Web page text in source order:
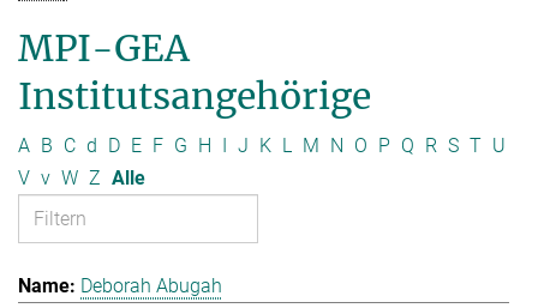
MPI-GEA
Institutsangehörige
A B C d D E F G H I J K L M N O P Q R S T U
V v W Z Alle
Deborah Abugah